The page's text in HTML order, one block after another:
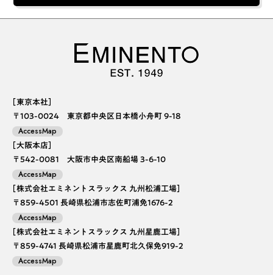
［東京本社］
〒103-0024 東京都中央区日本橋小舟町 9-18
AccessMap
［大阪本店］
〒542-0081 大阪市中央区南船場 3-6-10
AccessMap
［株式会社エミネントスラックス 九州松浦工場］
〒859-4501 長崎県松浦市志佐町浦免1676-2
AccessMap
［株式会社エミネントスラックス 九州星鹿工場］
〒859-4741 長崎県松浦市星鹿町北久保免919-2
AccessMap